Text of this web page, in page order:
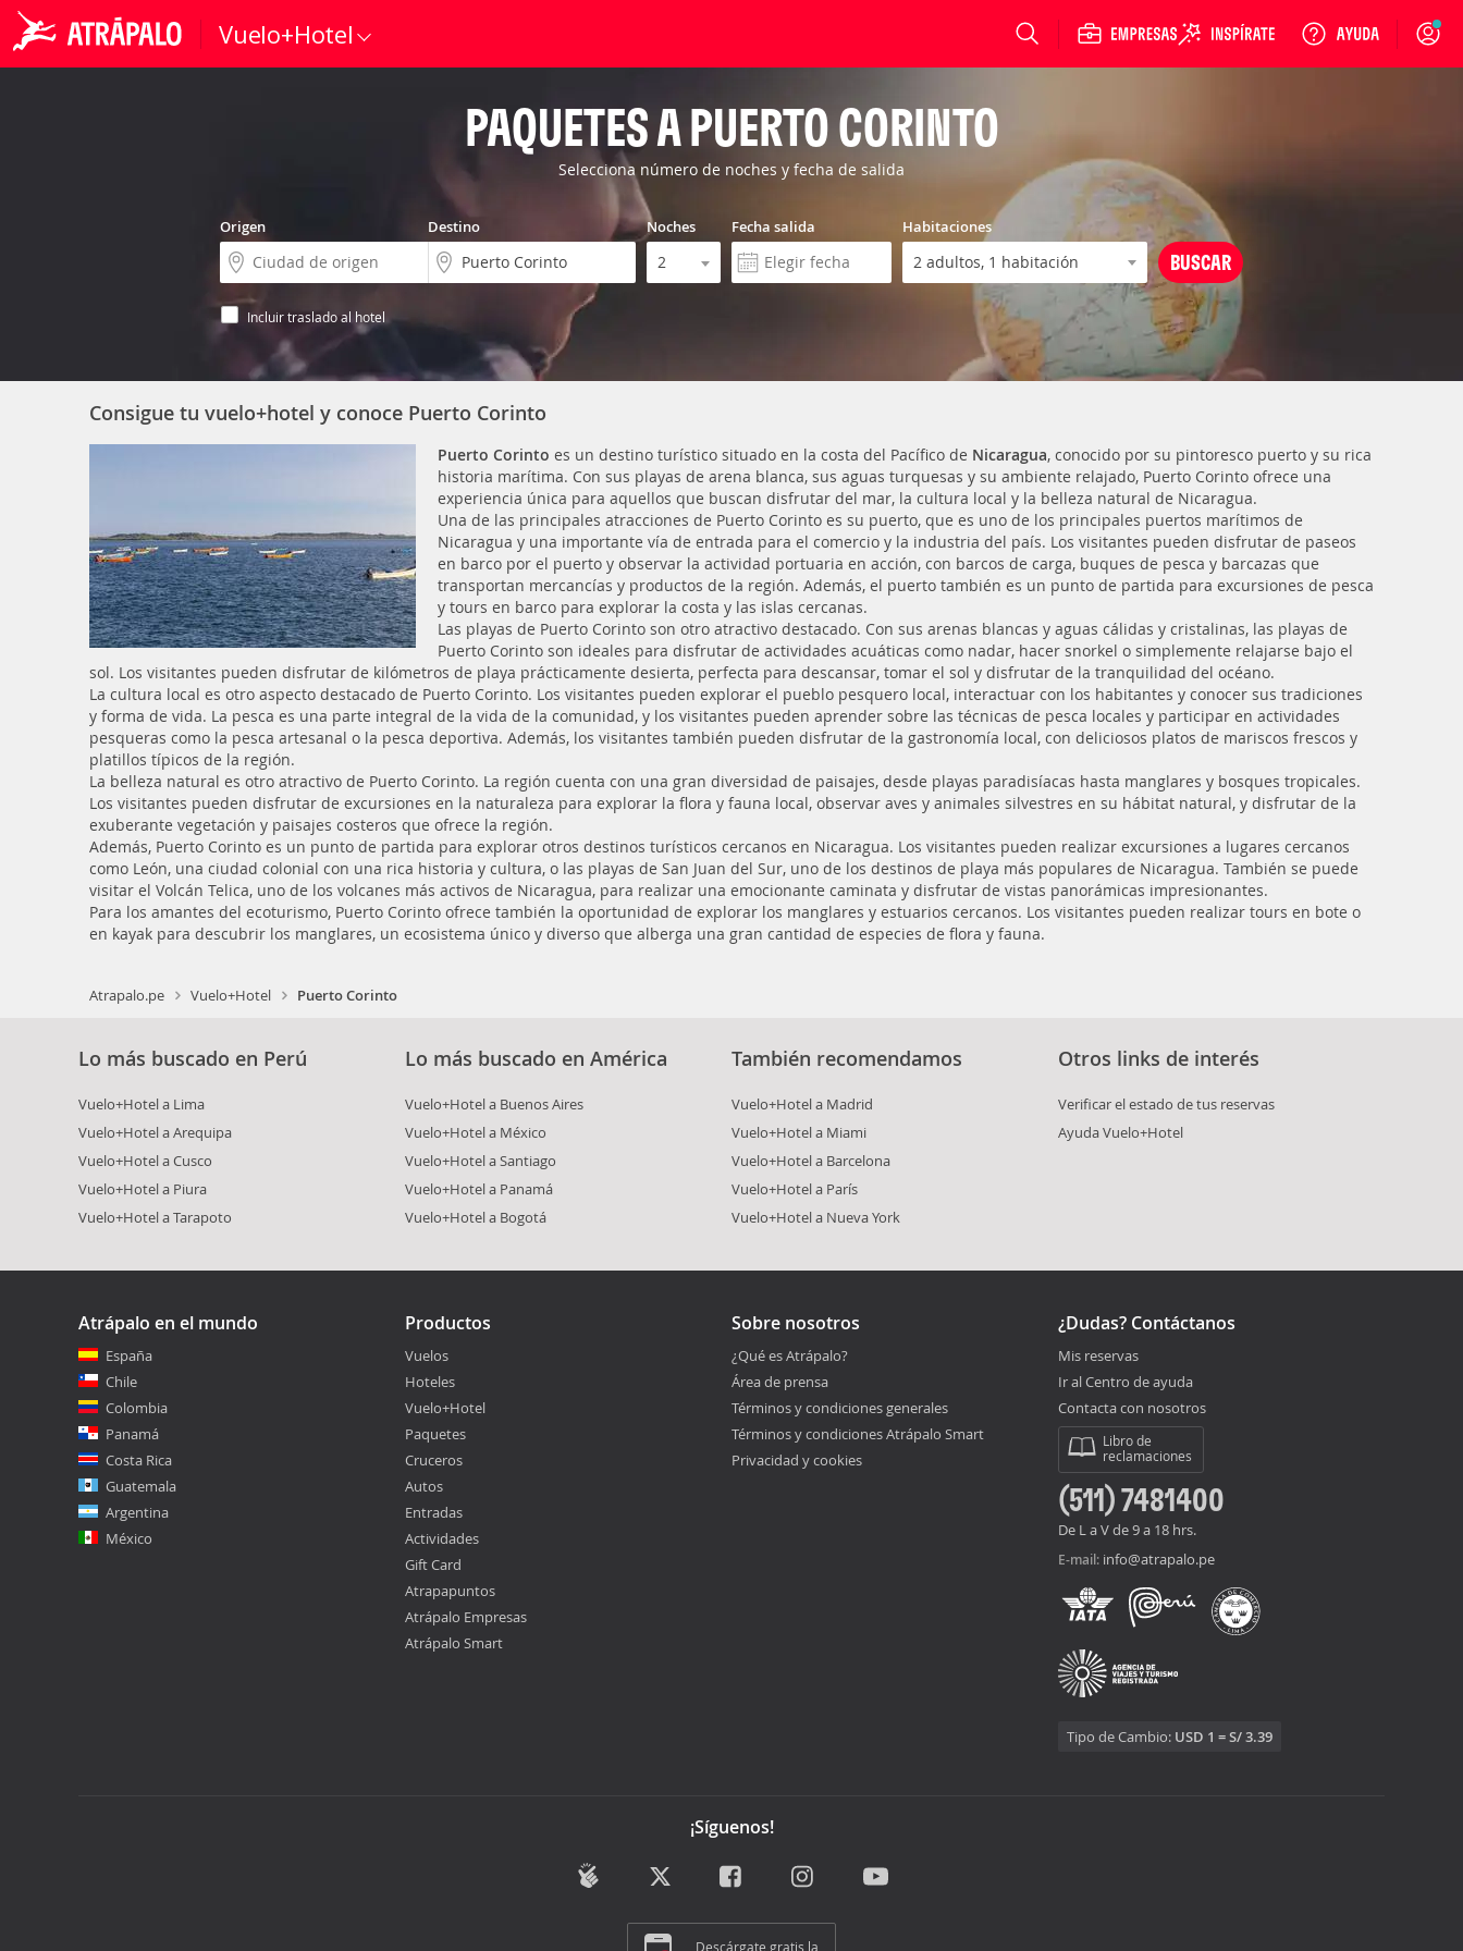
Vuelo+Hotel Login
PAQUETES A PUERTO CORINTO
Selecciona número de noches y fecha de salida
Origen Destino Noches Fecha salida Habitaciones
Incluir traslado al hotel
Consigue tu vuelo+hotel y conoce Puerto Corinto
Puerto Corinto es un destino turístico situado en la costa del Pacífico de Nicaragua, conocido por su pintoresco puerto y su rica
historia marítima. Con sus playas de arena blanca, sus aguas turquesas y su ambiente relajado, Puerto Corinto ofrece una
experiencia única para aquellos que buscan disfrutar del mar, la cultura local y la belleza natural de Nicaragua.
Una de las principales atracciones de Puerto Corinto es su puerto, que es uno de los principales puertos marítimos de
Nicaragua y una importante vía de entrada para el comercio y la industria del país. Los visitantes pueden disfrutar de paseos
en barco por el puerto y observar la actividad portuaria en acción, con barcos de carga, buques de pesca y barcazas que
transportan mercancías y productos de la región. Además, el puerto también es un punto de partida para excursiones de pesca
y tours en barco para explorar la costa y las islas cercanas.
Las playas de Puerto Corinto son otro atractivo destacado. Con sus arenas blancas y aguas cálidas y cristalinas, las playas de
Puerto Corinto son ideales para disfrutar de actividades acuáticas como nadar, hacer snorkel o simplemente relajarse bajo el
sol. Los visitantes pueden disfrutar de kilómetros de playa prácticamente desierta, perfecta para descansar, tomar el sol y disfrutar de la tranquilidad del océano.
La cultura local es otro aspecto destacado de Puerto Corinto. Los visitantes pueden explorar el pueblo pesquero local, interactuar con los habitantes y conocer sus tradiciones
y forma de vida. La pesca es una parte integral de la vida de la comunidad, y los visitantes pueden aprender sobre las técnicas de pesca locales y participar en actividades
pesqueras como la pesca artesanal o la pesca deportiva. Además, los visitantes también pueden disfrutar de la gastronomía local, con deliciosos platos de mariscos frescos y
platillos típicos de la región.
La belleza natural es otro atractivo de Puerto Corinto. La región cuenta con una gran diversidad de paisajes, desde playas paradisíacas hasta manglares y bosques tropicales.
Los visitantes pueden disfrutar de excursiones en la naturaleza para explorar la flora y fauna local, observar aves y animales silvestres en su hábitat natural, y disfrutar de la
exuberante vegetación y paisajes costeros que ofrece la región.
Además, Puerto Corinto es un punto de partida para explorar otros destinos turísticos cercanos en Nicaragua. Los visitantes pueden realizar excursiones a lugares cercanos
como León, una ciudad colonial con una rica historia y cultura, o las playas de San Juan del Sur, uno de los destinos de playa más populares de Nicaragua. También se puede
visitar el Volcán Telica, uno de los volcanes más activos de Nicaragua, para realizar una emocionante caminata y disfrutar de vistas panorámicas impresionantes.
Para los amantes del ecoturismo, Puerto Corinto ofrece también la oportunidad de explorar los manglares y estuarios cercanos. Los visitantes pueden realizar tours en bote o
en kayak para descubrir los manglares, un ecosistema único y diverso que alberga una gran cantidad de especies de flora y fauna.
Atrapalo.pe Vuelo+Hotel Puerto Corinto
Lo más buscado en Perú
Vuelo+Hotel a Lima
Vuelo+Hotel a Arequipa
Vuelo+Hotel a Cusco
Vuelo+Hotel a Piura
Vuelo+Hotel a Tarapoto
Lo más buscado en América
Vuelo+Hotel a Buenos Aires
Vuelo+Hotel a México
Vuelo+Hotel a Santiago
Vuelo+Hotel a Panamá
Vuelo+Hotel a Bogotá
También recomendamos
Vuelo+Hotel a Madrid
Vuelo+Hotel a Miami
Vuelo+Hotel a Barcelona
Vuelo+Hotel a París
Vuelo+Hotel a Nueva York
Otros links de interés
Verificar el estado de tus reservas
Ayuda Vuelo+Hotel
Atrápalo en el mundo
España
Chile
Colombia
Panamá
Costa Rica
Guatemala
Argentina
México
Productos
Vuelos
Hoteles
Vuelo+Hotel
Paquetes
Cruceros
Autos
Entradas
Actividades
Gift Card
Atrapapuntos
Atrápalo Empresas
Atrápalo Smart
Sobre nosotros
¿Qué es Atrápalo?
Área de prensa
Términos y condiciones generales
Términos y condiciones Atrápalo Smart
Privacidad y cookies
¿Dudas? Contáctanos
Mis reservas
Ir al Centro de ayuda
Contacta con nosotros
Libro de
reclamaciones
(511) 7481400
De L a V de 9 a 18 hrs.
E-mail: info@atrapalo.pe
Tipo de Cambio: USD 1 = S/ 3.39
¡Síguenos!
Descárgate gratis la